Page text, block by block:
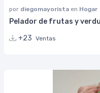
por diegomayorista en Hogar
Pelador de frutas y
+23 Ventas